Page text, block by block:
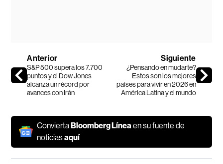
Anterior
S&P 500 supera los 7.700
puntos y el Dow Jones
alcanza un récord por
avances con Irán
Siguiente
¿Pensando en mudarte?
Estos son los mejores
países para vivir en 2026 en
América Latina y el mundo
ConviertaBloomberg Líneaen su fuente de
noticiasaquí